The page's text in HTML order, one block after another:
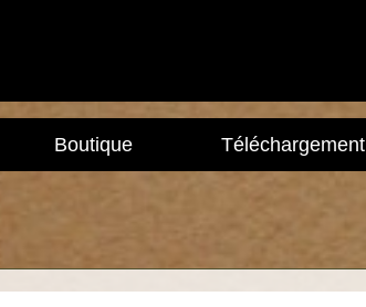
Boutique Téléchargement